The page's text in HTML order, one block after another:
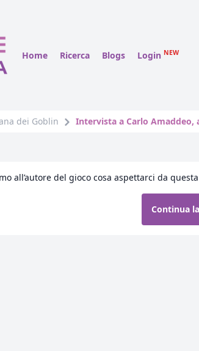
Home Ricerca Blogs Login NEW
dei Goblin Intervista a Carlo
all’autore del gioco cosa aspettarci da
Continua